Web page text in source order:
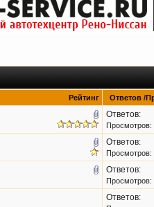
Рейтинг Ответов /
Ответов:
Просмотров:
Ответов:
Просмотров:
Ответов:
Просмотров:
Ответов: